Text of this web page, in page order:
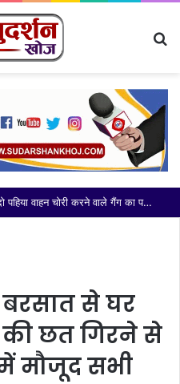
थाना सेक्टर-113 नोएडा पुलिस द्वारा दो पहिया वाहन चोरी करने वाले गैंग का पर्दाफाश करते हुए 03 अभियुक्त गिरफ्तार, कब्जे/निशादेही से चोरी की 14 मोटरसाइकिल, घटना में प्रयुक्त 01 मोटरसाइकिल व 01 अवैध चाकू बरामद
बरसात से घर
की छत गिरने से
मौजूद सभी